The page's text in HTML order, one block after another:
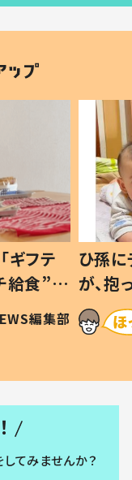
ギフテ
給食”を
和の親
編集部
ひ孫
が、
「涙が
い」
てみませんか？